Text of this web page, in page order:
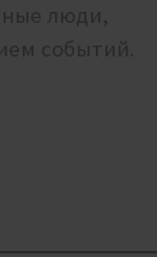
люди,
событий.